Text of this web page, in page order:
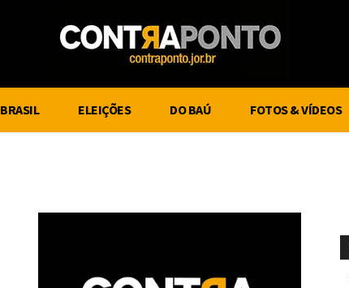
BRASIL ELEIÇÕES DO BAÚ FOTOS & VÍDEOS